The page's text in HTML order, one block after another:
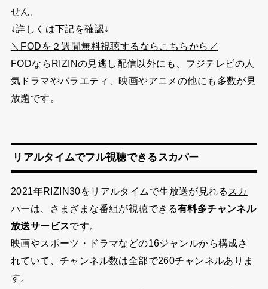
せん。
↓詳しくは下記を確認↓
＼FODを２週間無料視聴するならこちらから／
FODならRIZINの見逃し配信以外にも、フジテレビの人
気ドラマやバラエティ、映画やアニメの他にも多数が見
放題です。
リアルタイムでフル視聴できるスカパー
2021年RIZIN30をリアルタイムで生放送が見れる スカ
パーは、さまざまな番組が視聴できる有料多チャンネル
放送サービスです。
映画やスポーツ・ドラマなどの16ジャンルから構成さ
れていて、チャンネル数は全部で260チャンネルありま
す。